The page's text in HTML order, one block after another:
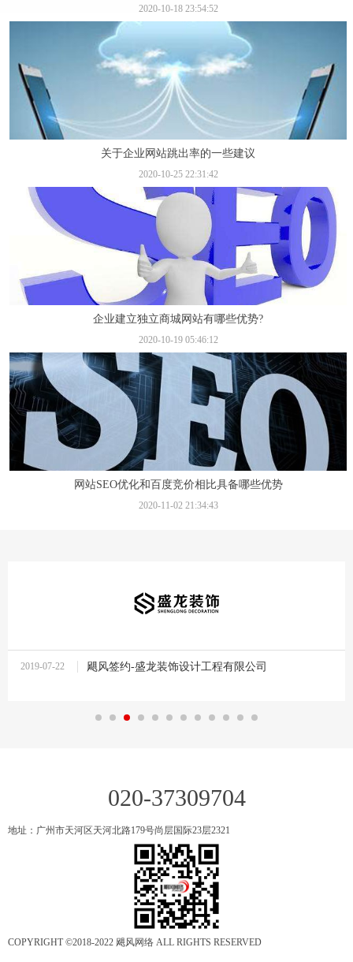
2020-10-18 23:54:52
关于企业网站跳出率的一些建议
2020-10-25 22:31:42
企业建立独立商城网站有哪些优势?
2020-10-19 05:46:12
网站SEO优化和百度竞价相比具备哪些优势
2020-11-02 21:34:43
2019-07-22
飓风签约-盛龙装饰设计工程有限公司
020-37309704
地址：广州市天河区天河北路179号尚层国际23层2321
COPYRIGHT ©2018-2022 飓风网络 ALL RIGHTS RESERVED